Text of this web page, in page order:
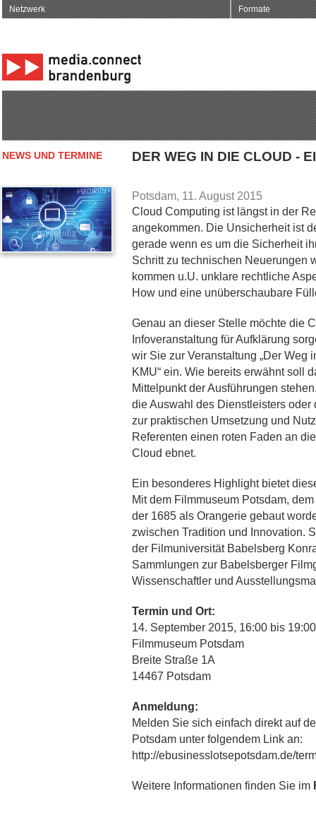
Netzwerk Formate
NEWS UND TERMINE DER WEG IN DIE CLOUD -
Potsdam, 11. August 2015
Cloud Computing ist längst in der
angekommen. Die Unsicherheit ist
gerade wenn es um die Sicherheit
Schritt zu technischen Neuerungen
kommen u.U. unklare rechtliche
How und eine unüberschaubare
Genau an dieser Stelle möchte die
Infoveranstaltung für Aufklärung
wir Sie zur Veranstaltung „Der Weg
KMU“ ein. Wie bereits erwähnt soll
Mittelpunkt der Ausführungen
die Auswahl des Dienstleisters
zur praktischen Umsetzung und
Referenten einen roten Faden an
Cloud ebnet.
Ein besonderes Highlight bietet
Mit dem Filmmuseum Potsdam,
der 1685 als Orangerie gebaut
zwischen Tradition und Innovation.
der Filmuniversität Babelsberg
Sammlungen zur Babelsberger
Wissenschaftler und
Termin und Ort:
14. September 2015, 16:00 bis
Filmmuseum Potsdam
Breite Straße 1A
14467 Potsdam
Anmeldung:
Melden Sie sich einfach direkt auf
Potsdam unter folgendem Link an:
http://ebusinesslotsepotsdam.de/
Weitere Informationen finden Sie im